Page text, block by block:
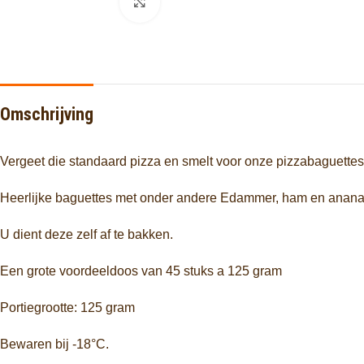
Omschrijving
Vergeet die standaard pizza en smelt voor onze
Heerlijke baguettes met onder andere Edammer, ham en
U dient deze zelf af te bakken.
Een grote voordeeldoos van 45 stuks a 125 gram
Portiegrootte: 125 gram
Bewaren bij -18°C.